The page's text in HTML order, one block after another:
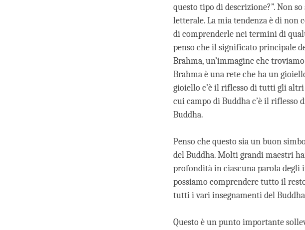
questo tipo di descrizione?”. Non
letterale. La mia tendenza è di non
di comprenderle nei termini di
penso che il significato principale
Brahma, un’immagine che
Brahma è una rete che ha un
gioiello c’è il riflesso di tutti gli altri
cui campo di Buddha c’è il
Buddha.
Penso che questo sia un buon
del Buddha. Molti grandi maestri
profondità in ciascuna parola degli
possiamo comprendere tutto il
tutti i vari insegnamenti del
Questo è un punto importante